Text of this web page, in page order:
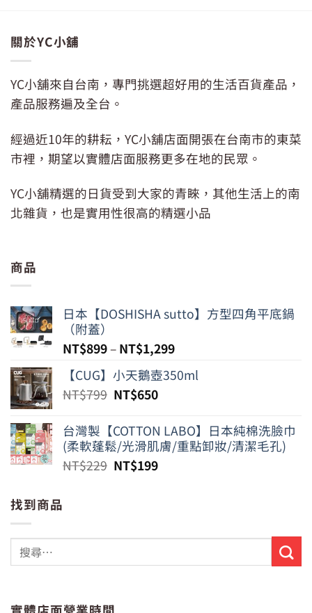
關於YC小舖
YC小舖來自台南，專門挑選超好用的生活百貨產品，
產品服務遍及全台。
經過近10年的耕耘，YC小舖店面開張在台南市的東菜
市裡，期望以實體店面服務更多在地的民眾。
YC小舖精選的日貨受到大家的青睞，其他生活上的南
北雜貨，也是實用性很高的精選小品
商品
日本【DOSHISHA sutto】方型四角平底鍋
（附蓋）
NT$899– NT$1,299
【CUG】小天鵝壺350ml
NT$799 原
價
格：
NT$799。
NT$650目
價
格：
NT$650。
台灣製【COTTON LABO】日本純棉洗臉巾
(柔軟蓬鬆/光滑肌膚/重點卸妝/清潔毛孔)
NT$229 原
NT$199目
找到商品